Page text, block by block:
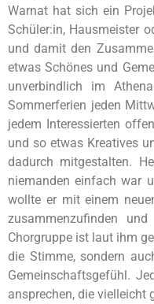
Warnat hat sich ein
Schüler:in, Hausmeister
und damit den
etwas Schönes und
unverbindlich im
Sommerferien jeden
jedem Interessierten
und so etwas Kreatives
dadurch mitgestalten.
niemanden einfach war
wollte er mit einem
zusammenzufinden
Chorgruppe ist laut ihm
die Stimme, sondern
Gemeinschaftsgefühl.
ansprechen, die vielleicht